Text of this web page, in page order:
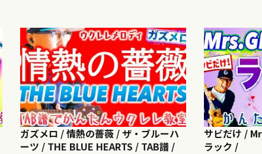
ガズメロ / 情熱の薔薇 / ザ・ブルーハ
ーツ / THE BLUE HEARTS / TAB譜 /
サビだけ /
ラック /